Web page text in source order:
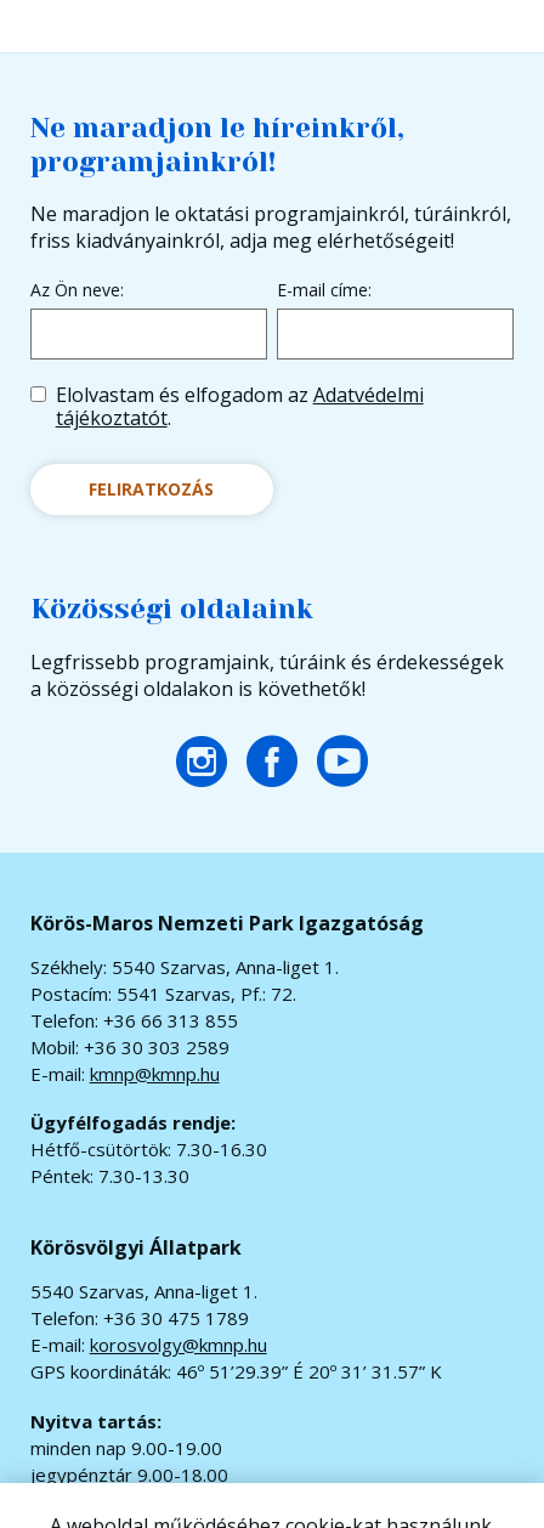
Ne maradjon le híreinkről,
programjainkról!
Ne maradjon le oktatási programjainkról, túráinkról,
friss kiadványainkról, adja meg elérhetőségeit!
Az Ön neve: E-mail címe:
Elolvastam és elfogadom az Adatvédelmi
tájékoztatót.
FELIRATKOZÁS
Közösségi oldalaink
Legfrissebb programjaink, túráink és érdekességek
a közösségi oldalakon is követhetők!
Körös-Maros Nemzeti Park Igazgatóság
Székhely: 5540 Szarvas, Anna-liget 1.
Postacím: 5541 Szarvas, Pf.: 72.
Telefon: +36 66 313 855
Mobil: +36 30 303 2589
E-mail: kmnp@kmnp.hu
Ügyfélfogadás rendje:
Hétfő-csütörtök: 7.30-16.30
Péntek: 7.30-13.30
Körösvölgyi Állatpark
5540 Szarvas, Anna-liget 1.
Telefon: +36 30 475 1789
E-mail: korosvolgy@kmnp.hu
GPS koordináták: 46º 51’29.39” É 20º 31’ 31.57” K
Nyitva tartás:
minden nap 9.00-19.00
jegypénztár 9.00-18.00